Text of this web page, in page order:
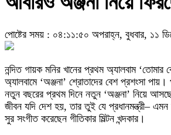
পোষ্টের সময় : ০৪:১১:৫০ অপরাহ্ন, বুধবার, ১১
নন্দিত গায়ক মনির খানের প্রথম অ্যালবাম
অ্যালবামে ‘অঞ্জনা’ শ্রোতাদের বেশ প্রশংসা
নতুন বছরের প্রথম দিনে নতুন ‘অঞ্জনা’ নিয়ে
জীবন যদি দেশ হয়, তার তুই যে প্রধানমন্ত্রী– এমন
সুর সংগীত করেছেন গীতিকার মিল্টন খন্দকার।